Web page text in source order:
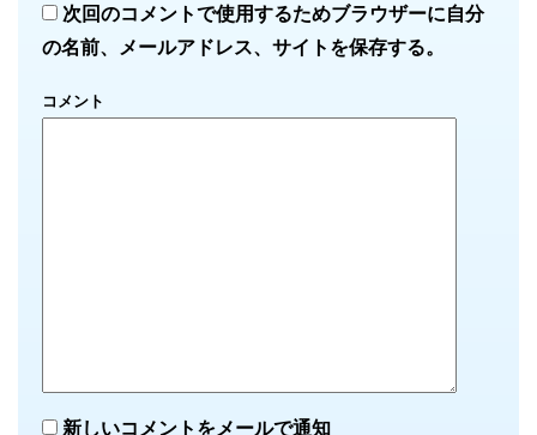
次回のコメントで使用するためブラウザーに自分
の名前、メールアドレス、サイトを保存する。
コメント
新しいコメントをメールで通知